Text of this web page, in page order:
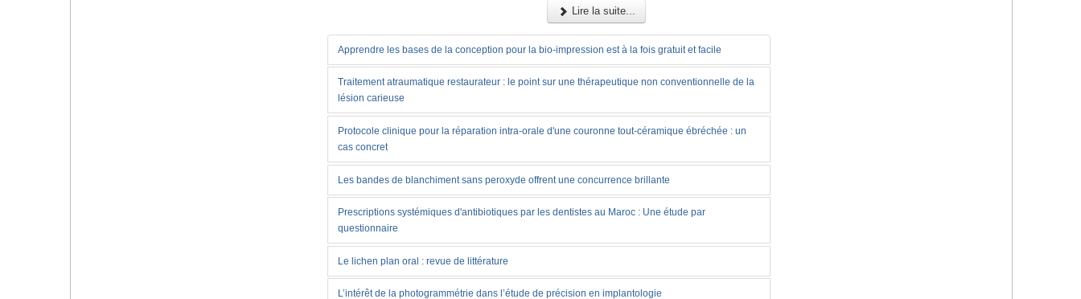
Lire la suite...
Apprendre les bases de la conception pour la bio-impression est à la fois gratuit et facile
Traitement atraumatique restaurateur : le point sur une thérapeutique non conventionnelle de la
lésion carieuse
Protocole clinique pour la réparation intra-orale d'une couronne tout-céramique ébréchée : un
cas concret
Les bandes de blanchiment sans peroxyde offrent une concurrence brillante
Prescriptions systémiques d'antibiotiques par les dentistes au Maroc : Une étude par
questionnaire
Le lichen plan oral : revue de littérature
L’intérêt de la photogrammétrie dans l’étude de précision en implantologie